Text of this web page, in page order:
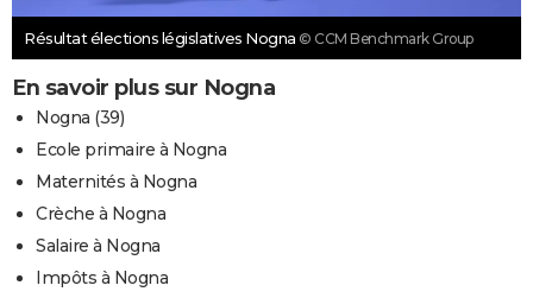
Résultat élections législatives Nogna © CCM Benchmark Group
En savoir plus sur Nogna
Nogna (39)
Ecole primaire à Nogna
Maternités à Nogna
Crèche à Nogna
Salaire à Nogna
Impôts à Nogna